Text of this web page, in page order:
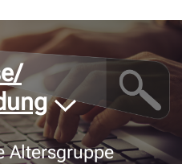
Altersgruppe